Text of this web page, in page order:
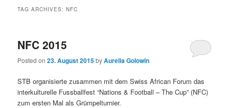
TAG ARCHIVES:NFC
NFC 2015
Posted on23. August 2015byAurelia Golowin
STB organisierte zusammen mit dem Swiss African Forum das
interkulturelle Fussballfest “Nations & Football – The Cup” (NFC)
zum ersten Mal als Grümpelturnier.